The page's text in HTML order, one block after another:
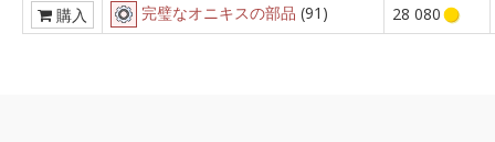
購入
完璧なオニキスの部品 (91) 28 080